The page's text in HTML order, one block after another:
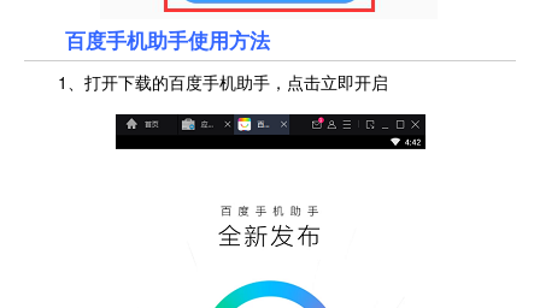
百度手机助手使用方法
1、打开下载的百度手机助手，点击立即开启